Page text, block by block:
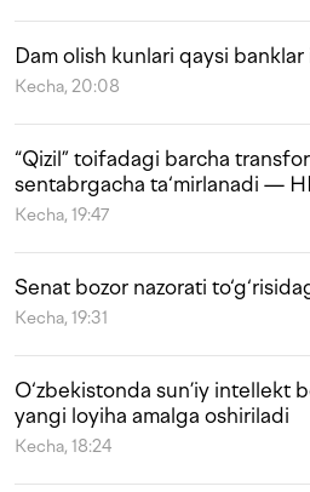
Dam olish kunlari qaysi banklar
Kecha, 20:08
“Qizil” toifadagi barcha
sentabrgacha ta‘mirlanadi —
Kecha, 19:47
Senat bozor nazorati
Kecha, 19:31
O‘zbekistonda sun’iy intellekt
yangi loyiha amalga oshiriladi
Kecha, 18:24